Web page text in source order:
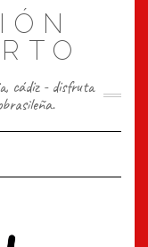
cádiz - disfruta